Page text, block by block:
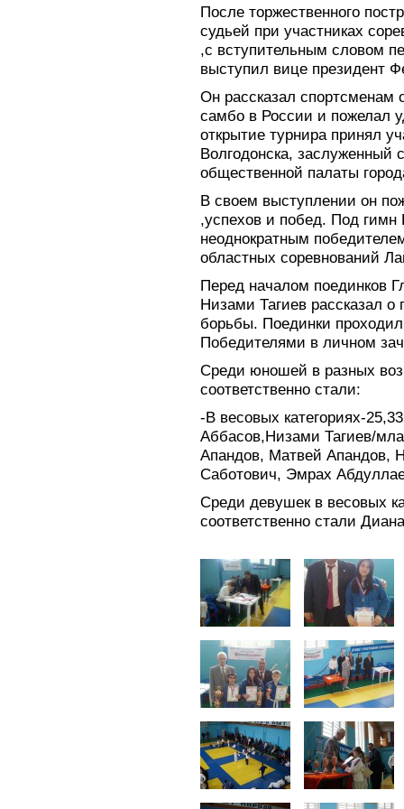
После торжественного
судьей при участниках
,с вступительным словом
выступил вице президент
Он рассказал спортсменам
самбо в России и пожелал
открытие турнира принял
Волгодонска, заслуженный
общественной палаты
В своем выступлении он
,успехов и побед. Под
неоднократным
областных соревнований
Перед началом поединков
Низами Тагиев рассказал о
борьбы. Поединки
Победителями в личном
Среди юношей в разных
соответственно стали:
-В весовых категориях-
Аббасов,Низами Тагиев/
Апандов, Матвей Апандов,
Саботович, Эмрах
Среди девушек в весовых
соответственно стали